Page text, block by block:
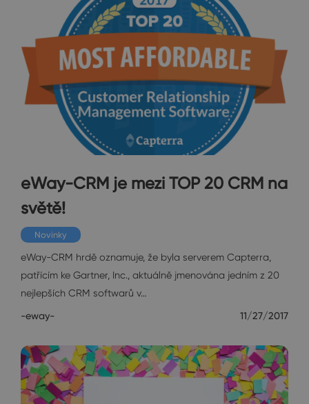
eWay-CRM je mezi TOP 20 CRM na
světě!
Novinky
eWay-CRM hrdě oznamuje, že byla serverem Capterra,
patřícím ke Gartner, Inc., aktuálně jmenována jedním z 20
nejlepších CRM softwarů v…
-eway- 11/27/2017